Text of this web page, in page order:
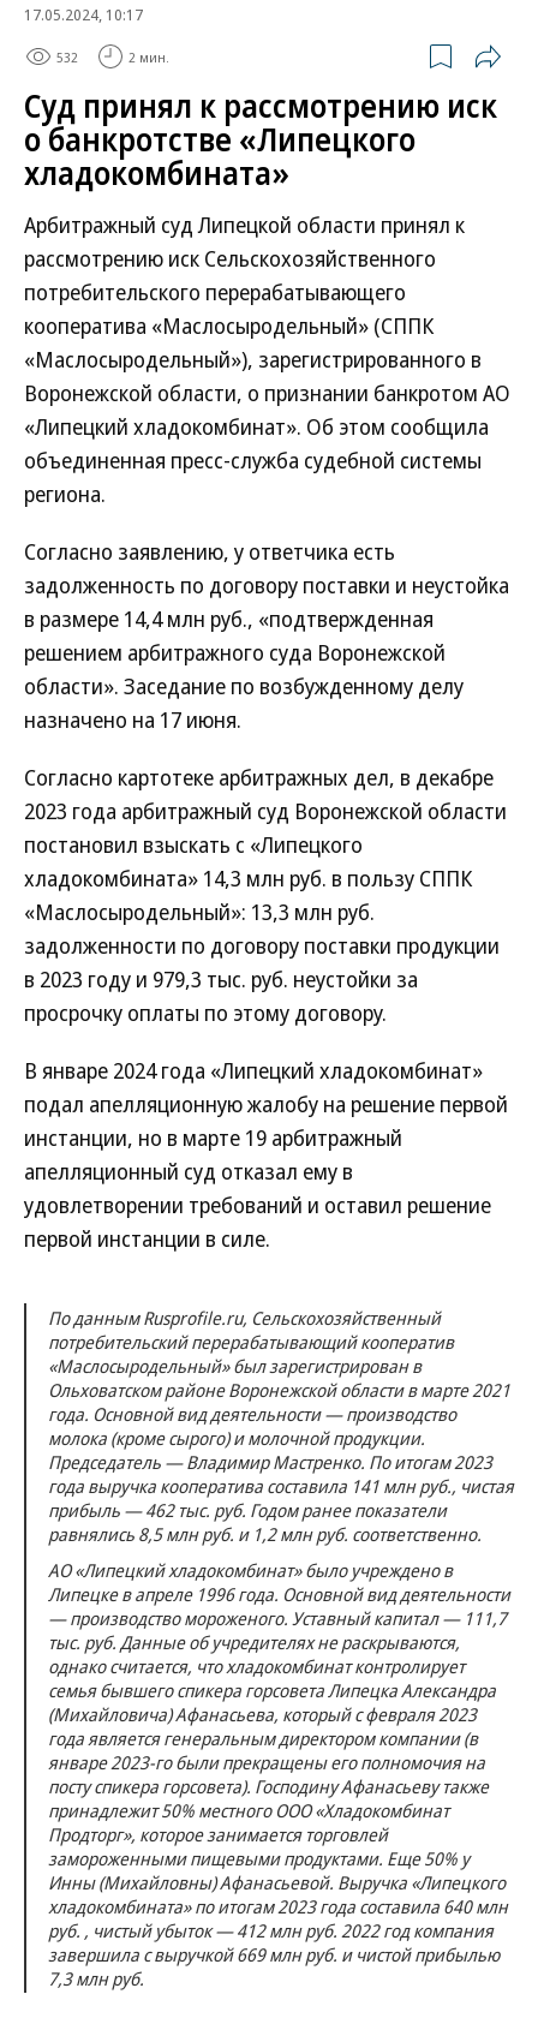
17.05.2024, 10:17
532 2 мин.
Суд принял к рассмотрению иск
о банкротстве «Липецкого
хладокомбината»
Арбитражный суд Липецкой области принял к
рассмотрению иск Сельскохозяйственного
потребительского перерабатывающего
кооператива «Маслосыродельный» (СППК
«Маслосыродельный»), зарегистрированного в
Воронежской области, о признании банкротом АО
«Липецкий хладокомбинат». Об этом сообщила
объединенная пресс-служба судебной системы
региона.
Согласно заявлению, у ответчика есть
задолженность по договору поставки и неустойка
в размере 14,4 млн руб., «подтвержденная
решением арбитражного суда Воронежской
области». Заседание по возбужденному делу
назначено на 17 июня.
Согласно картотеке арбитражных дел, в декабре
2023 года арбитражный суд Воронежской области
постановил взыскать с «Липецкого
хладокомбината» 14,3 млн руб. в пользу СППК
«Маслосыродельный»: 13,3 млн руб.
задолженности по договору поставки продукции
в 2023 году и 979,3 тыс. руб. неустойки за
просрочку оплаты по этому договору.
В январе 2024 года «Липецкий хладокомбинат»
подал апелляционную жалобу на решение первой
инстанции, но в марте 19 арбитражный
апелляционный суд отказал ему в
удовлетворении требований и оставил решение
первой инстанции в силе.
По данным Rusprofile.ru, Сельскохозяйственный
потребительский перерабатывающий кооператив
«Маслосыродельный» был зарегистрирован в
Ольховатском районе Воронежской области в марте 2021
года. Основной вид деятельности — производство
молока (кроме сырого) и молочной продукции.
Председатель — Владимир Мастренко. По итогам 2023
года выручка кооператива составила 141 млн руб., чистая
прибыль — 462 тыс. руб. Годом ранее показатели
равнялись 8,5 млн руб. и 1,2 млн руб. соответственно.
АО «Липецкий хладокомбинат» было учреждено в
Липецке в апреле 1996 года. Основной вид деятельности
— производство мороженого. Уставный капитал — 111,7
тыс. руб. Данные об учредителях не раскрываются,
однако считается, что хладокомбинат контролирует
семья бывшего спикера горсовета Липецка Александра
(Михайловича) Афанасьева, который с февраля 2023
года является генеральным директором компании (в
январе 2023-го были прекращены его полномочия на
посту спикера горсовета). Господину Афанасьеву также
принадлежит 50% местного ООО «Хладокомбинат
Продторг», которое занимается торговлей
замороженными пищевыми продуктами. Еще 50% у
Инны (Михайловны) Афанасьевой. Выручка «Липецкого
хладокомбината» по итогам 2023 года составила 640 млн
руб. , чистый убыток — 412 млн руб. 2022 год компания
завершила с выручкой 669 млн руб. и чистой прибылью
7,3 млн руб.